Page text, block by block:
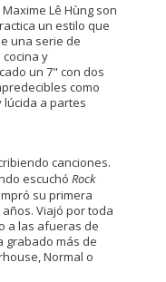
Lê Hùng son
un estilo que
una serie de
y
un 7" con dos
como
lúcida a partes
canciones.
escuchó Rock
su primera
Viajó por toda
a las afueras de
grabado más de
Normal o